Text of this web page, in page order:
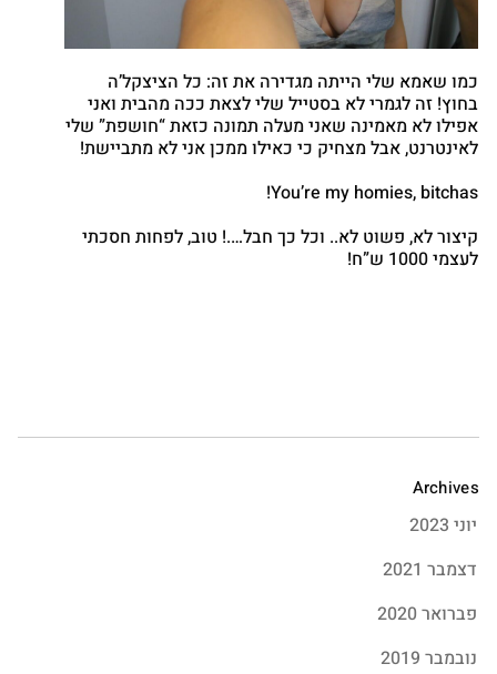
כמו שאמא שלי הייתה מגדירה את זה: כל הציצקל’ה
בחוץ! זה לגמרי לא בסטייל שלי לצאת ככה מהבית ואני
אפילו לא מאמינה שאני מעלה תמונה כזאת “חושפת” שלי
לאינטרנט, אבל מצחיק כי כאילו ממכן אני לא מתביישת!
You’re my homies, bitchas!
קיצור לא, פשוט לא.. וכל כך חבל….! טוב, לפחות חסכתי
לעצמי 1000 ש”ח!
Archives
יוני 2023
דצמבר 2021
פברואר 2020
נובמבר 2019